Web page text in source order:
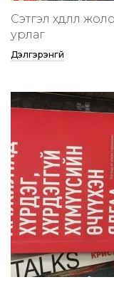
Сэтгэл хөдлөлөө
урлаг
Дэлгэрэнгүй